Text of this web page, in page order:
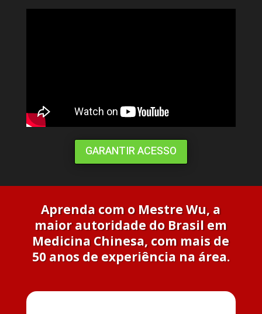
GARANTIR ACESSO
Aprenda com o Mestre Wu, a
maior autoridade do Brasil em
Medicina Chinesa, com mais de
50 anos de experiência na área.